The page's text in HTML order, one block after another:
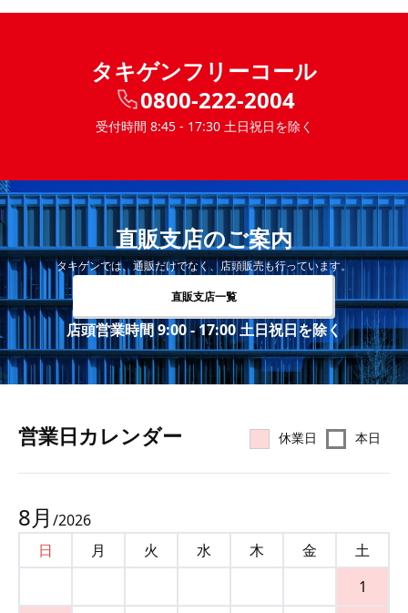
タキゲンフリーコール
0800-222-2004
受付時間 8:45 - 17:30 土日祝日を除く
直販支店のご案内
タキゲンでは、通販だけでなく、店頭販売も行っています。
直販支店一覧
店頭営業時間 9:00 - 17:00 土日祝日を除く
営業⽇カレンダー 休業日 本日
8月 /2026
日
月 火 水 木 金
土
1